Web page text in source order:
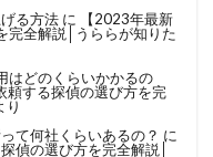
る方法 に
【2023年最新
完全解説│うららが知りた
はどのくらいかかるの
頼する探偵の選び方を完
り
て何社くらいあるの？ に
偵の選び方を完全解説│